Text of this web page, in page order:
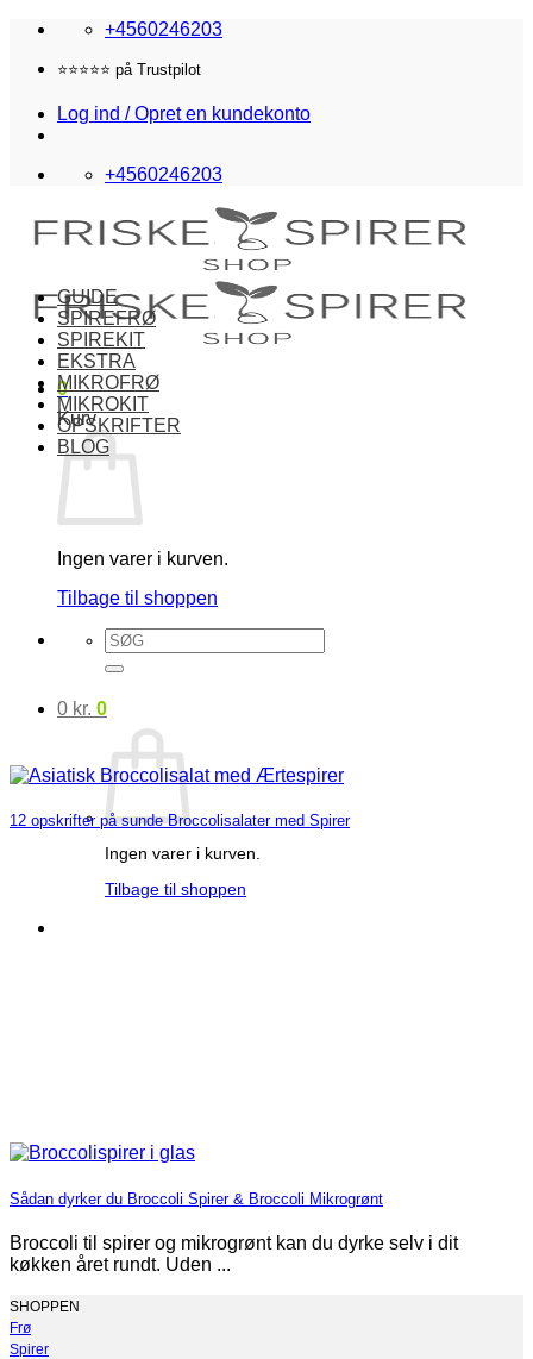
Fortsæt
indhold
+4560246203
⭐️⭐️⭐️⭐️⭐️ på Trustpilot
Log ind / Opret en kundekonto
+4560246203
0
Kurv
Ingen varer i kurven.
Tilbage til shoppen
Søg
efter:
0 kr. 0
Ingen varer i kurven.
Tilbage til shoppen
GUIDE
SPIREFRØ
SPIREKIT
EKSTRA
MIKROFRØ
MIKROKIT
OPSKRIFTER
BLOG
12 opskrifter på sunde Broccolisalater med Spirer
Sådan dyrker du Broccoli Spirer & Broccoli Mikrogrønt
Broccoli til spirer og mikrogrønt kan du dyrke selv i dit
køkken året rundt. Uden ...
SHOPPEN
Frø
Spirer